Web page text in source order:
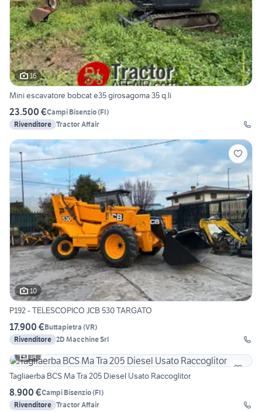
16
Mini escavatore bobcat e35 girosagoma 35 q.li
23.500 €Campi Bisenzio(FI)
Rivenditore Tractor Affair
10
P192 - TELESCOPICO JCB 530 TARGATO
17.900 €Buttapietra (VR)
Rivenditore 2D Macchine Srl
14
Tagliaerba BCS Ma Tra 205 Diesel Usato Raccoglitor
8.900 €Campi Bisenzio(FI)
Rivenditore Tractor Affair